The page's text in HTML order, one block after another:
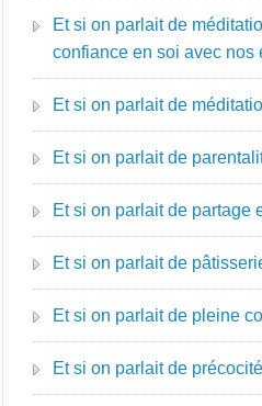
Et si on parlait de
confiance en soi avec nos
Et si on parlait de
Et si on parlait de
Et si on parlait de partage
Et si on parlait de
Et si on parlait de pleine
Et si on parlait de